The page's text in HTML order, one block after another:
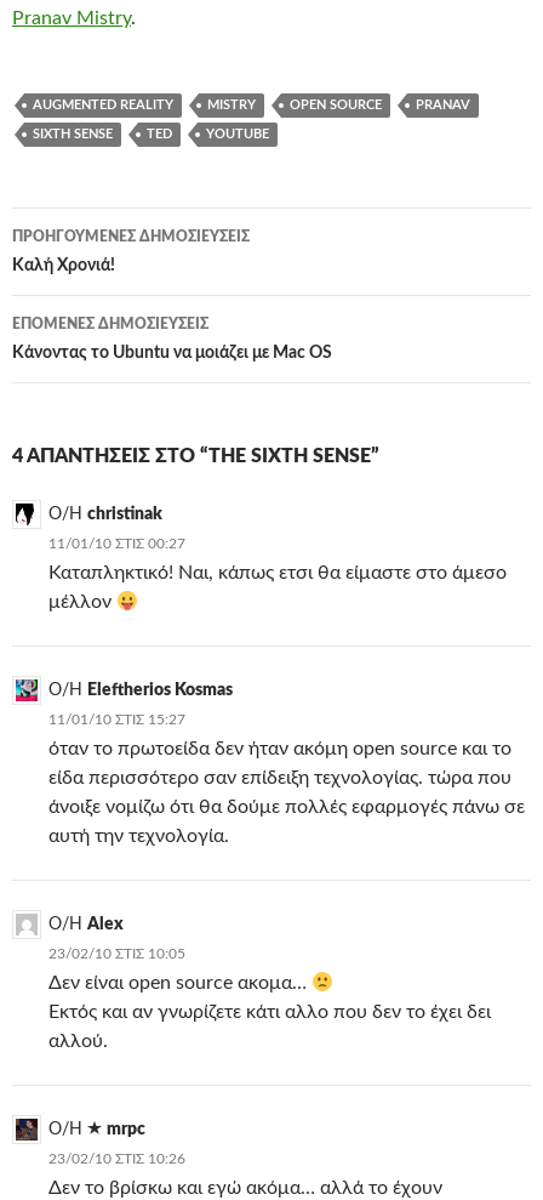
Pranav Mistry.
AUGMENTED REALITY MISTRY OPEN SOURCE PRANAV
SIXTH SENSE TED YOUTUBE
Πλοήγηση
άρθρων
ΠΡΟΗΓΟΎΜΕΝΕΣ ΔΗΜΟΣΙΕΎΣΕΙΣ
Καλή Χρονιά!
ΕΠΌΜΕΝΕΣ ΔΗΜΟΣΙΕΎΣΕΙΣ
Κάνοντας το Ubuntu να μοιάζει με Mac OS
4 ΑΠΑΝΤΉΣΕΙΣ ΣΤΟ “THE SIXTH SENSE”
Ο/Η christinak
11/01/10 ΣΤΙΣ 00:27
Καταπληκτικό! Ναι, κάπως ετσι θα είμαστε στο άμεσο
μέλλον
Ο/Η Eleftherios Kosmas
11/01/10 ΣΤΙΣ 15:27
όταν το πρωτοείδα δεν ήταν ακόμη open source και το
είδα περισσότερο σαν επίδειξη τεχνολογίας. τώρα που
άνοιξε νομίζω ότι θα δούμε πολλές εφαρμογές πάνω σε
αυτή την τεχνολογία.
Ο/Η Alex
23/02/10 ΣΤΙΣ 10:05
Δεν είναι open source ακομα…
Εκτός και αν γνωρίζετε κάτι αλλο που δεν το έχει δει
αλλού.
Ο/Η mrpc
23/02/10 ΣΤΙΣ 10:26
Δεν το βρίσκω και εγώ ακόμα… αλλά το έχουν